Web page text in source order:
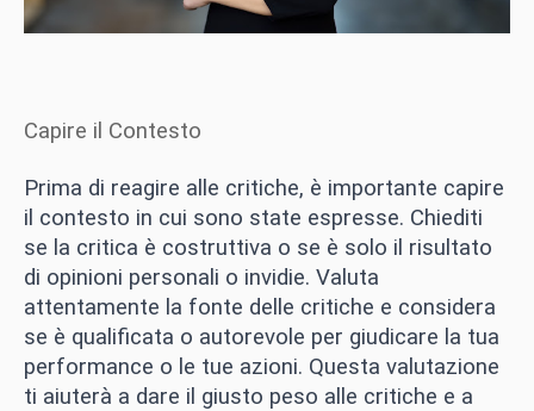
Capire il Contesto
Prima di reagire alle critiche, è importante capire
il contesto in cui sono state espresse. Chiediti
se la critica è costruttiva o se è solo il risultato
di opinioni personali o invidie. Valuta
attentamente la fonte delle critiche e considera
se è qualificata o autorevole per giudicare la tua
performance o le tue azioni. Questa valutazione
ti aiuterà a dare il giusto peso alle critiche e a